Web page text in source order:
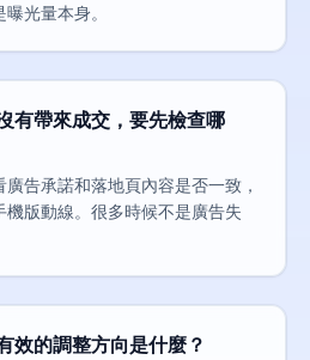
光量本身。
有帶來成交，要先檢查哪
告承諾和落地頁內容是否一致，
版動線。很多時候不是廣告失
效的調整方向是什麼？